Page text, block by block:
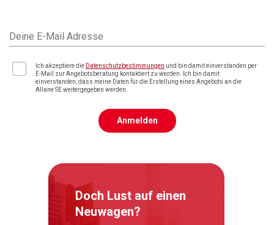
Deine E-Mail Adresse
Ich akzeptiere die Datenschutzbestimmungen und bin damit einverstanden per
E-Mail zur Angebotsberatung kontaktiert zu werden. Ich bin damit
einverstanden, dass meine Daten für die Erstellung eines Angebots an die
Allane SE weitergegeben werden.
Anmelden
Doch Lust auf einen
Neuwagen?